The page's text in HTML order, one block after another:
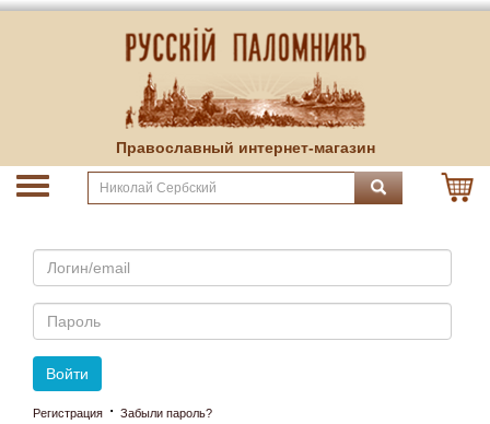
Православный интернет-магазин
Email
Пароль
Войти
Регистрация · Забыли пароль?